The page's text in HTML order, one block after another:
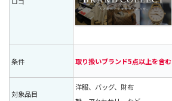
条件 取り扱いブランド5点以上を含む
対象品目
洋服、バッグ、財布